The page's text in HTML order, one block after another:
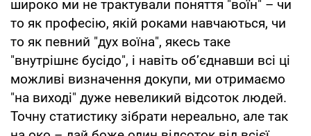
широко ми не трактували поняття "воїн" – чи
то як професію, якій роками навчаються, чи
то як певний "дух воїна", якесь таке
"внутрішнє бусідо", і навіть об’єднавши всі ці
можливі визначення докупи, ми отримаємо
"на виході" дуже невеликий відсоток людей.
Точну статистику зібрати нереально, але так